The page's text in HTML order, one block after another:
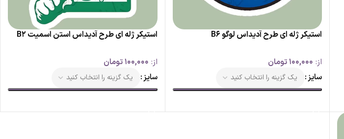
استیکر ژله ای طرح آدیداس لوگو B6
از: 100,000تومان
سایز
استیکر ژله ای طرح آدیداس استن اسمیت B2
از: 100,000تومان
سایز